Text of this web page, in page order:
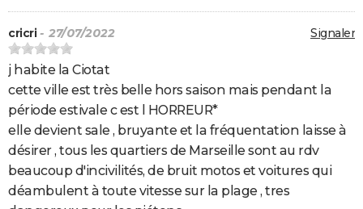
Signaler
cricri - 27/07/2022
j habite la Ciotat
cette ville est très belle hors saison mais pendant la
période estivale c est l HORREUR*
elle devient sale , bruyante et la fréquentation laisse à
désirer , tous les quartiers de Marseille sont au rdv
beaucoup d'incivilités, de bruit motos et voitures qui
déambulent à toute vitesse sur la plage , tres